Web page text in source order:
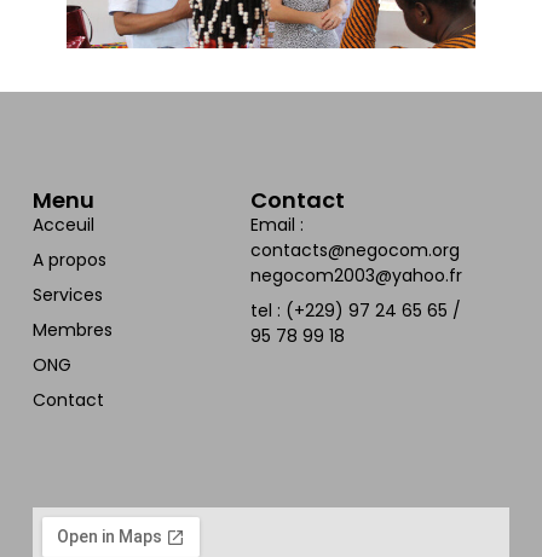
Menu
Acceuil
A propos
Services
Membres
ONG
Contact
Contact
Email :
contacts@negocom.org
negocom2003@yahoo.fr
tel : (+229) 97 24 65 65 /
95 78 99 18